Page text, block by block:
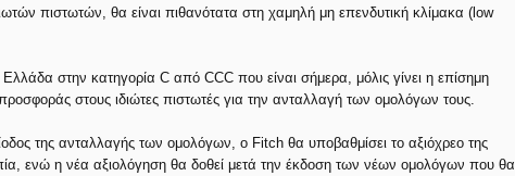
πιστωτών, θα είναι πιθανότατα στη χαμηλή μη επενδυτική κλίμακα (low
στην κατηγορία C από CCC που είναι σήμερα, μόλις γίνει η επίσημη
στους ιδιώτες πιστωτές για την ανταλλαγή των ομολόγων τους.
της ανταλλαγής των ομολόγων, ο Fitch θα υποβαθμίσει το αξιόχρεο της
ενώ η νέα αξιολόγηση θα δοθεί μετά την έκδοση των νέων ομολόγων που θα